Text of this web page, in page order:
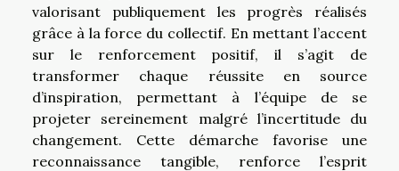
valorisant publiquement les progrès réalisés
grâce à la force du collectif. En mettant l’accent
sur le renforcement positif, il s’agit de
transformer chaque réussite en source
d’inspiration, permettant à l’équipe de se
projeter sereinement malgré l’incertitude du
changement. Cette démarche favorise une
reconnaissance tangible, renforce l’esprit